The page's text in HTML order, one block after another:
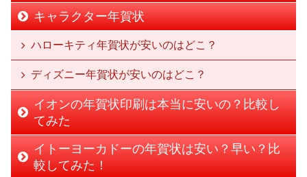
キャラクター年賀状
ハローキティ年賀状が安いのはどこ？
ディズニー年賀状が安いのはどこ？
イオンの年賀状印刷は本当に安いの？比較し
てみた
イトーヨーカドーの年賀状は安い？早い？比
較してみた！